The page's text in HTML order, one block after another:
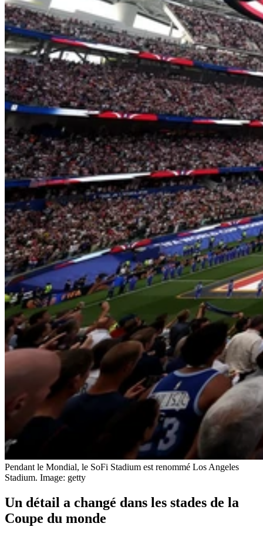
Pendant le Mondial, le SoFi Stadium est renommé Los Angeles
Stadium. Image: getty
Un détail a changé dans les stades de la
Coupe du monde